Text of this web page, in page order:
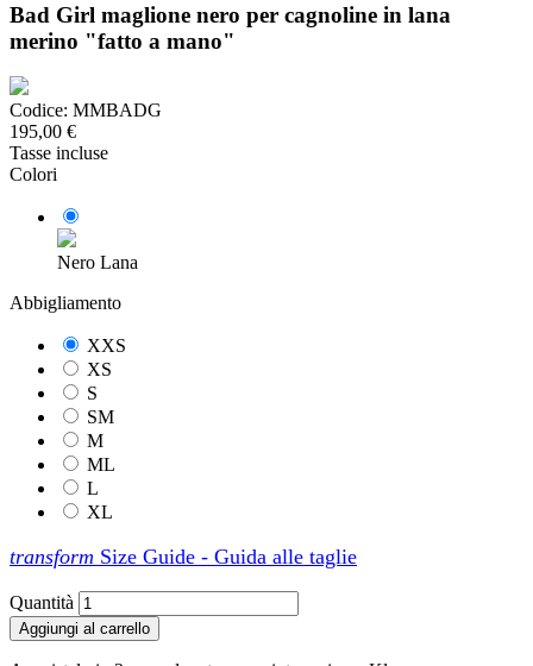
Bad Girl maglione nero per cagnoline in lana
merino "fatto a mano"
Codice: MMBADG
195,00 €
Tasse incluse
Colori
Nero Lana
Abbigliamento
XXS
XS
S
SM
M
ML
L
XL
transform Size Guide - Guida alle taglie
Quantità
Aggiungi al carrello